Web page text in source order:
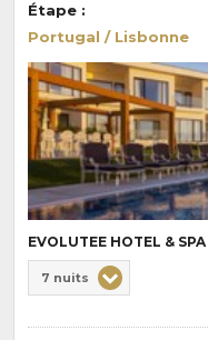
Étape :
Portugal / Lisbonne
EVOLUTEE HOTEL & SPA
de
7 nuits